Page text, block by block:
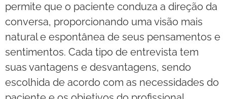
permite que o paciente conduza a direção da
conversa, proporcionando uma visão mais
natural e espontânea de seus pensamentos e
sentimentos. Cada tipo de entrevista tem
suas vantagens e desvantagens, sendo
escolhida de acordo com as necessidades do